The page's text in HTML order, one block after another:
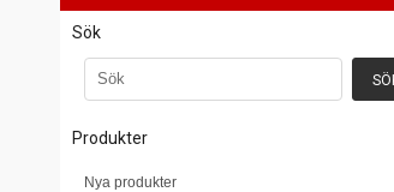
Sök
Produkter
Nya produkter